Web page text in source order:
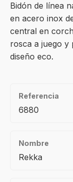
Bidón de línea
en acero inox
central en
rosca a juego y
diseño eco.
Referencia
6880
Nombre
Rekka